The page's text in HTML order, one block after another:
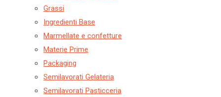
Grassi
Ingredienti Base
Marmellate e confetture
Materie Prime
Packaging
Semilavorati Gelateria
Semilavorati Pasticceria